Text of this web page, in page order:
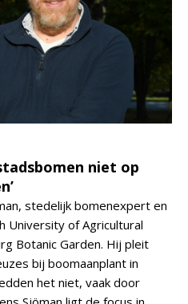
niet op
stedelijk bomenexpert en
University of Agricultural
Botanic Garden. Hij pleit
bij boomaanplant in
het niet, vaak door